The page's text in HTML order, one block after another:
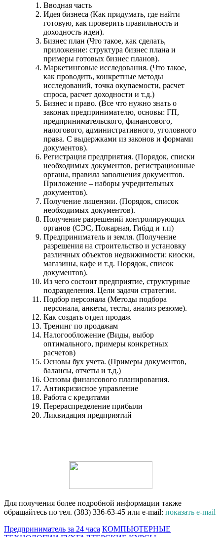
Вводная часть
Идея бизнеса (Как придумать, где найти
готовую, как проверить правильность и
доходность идеи).
Бизнес план (Что такое, как сделать,
приложение: структура бизнес плана и
примеры готовых бизнес планов).
Маркетинговые исследования. (Что такое,
как проводить, конкретные методы
исследований, точка окупаемости, расчет
спроса, расчет доходности и т.д.)
Бизнес и право. (Все что нужно знать о
законах предпринимателю, основы: ГП,
предпринимательского, финансового,
налогового, административного, уголовного
права. С выдержками из законов и формами
документов).
Регистрация предприятия. (Порядок, списки
необходимых документов, регистрационные
органы, правила заполнения документов.
Приложение – наборы учредительных
документов).
Получение лицензии. (Порядок, список
необходимых документов).
Получение разрешений контролирующих
органов (СЭС, Пожарная, Гибдд и т.п)
Предприниматель и земля. (Получение
разрешения на строительство и установку
различных объектов недвижимости: киоски,
магазины, кафе и т.д. Порядок, список
документов).
Из чего состоит предприятие, структурные
подразделения. Цели задачи стратегии.
Подбор персонала (Методы подбора
персонала, анкеты, тесты, анализ резюме).
Как создать отдел продаж
Тренинг по продажам
Налогообложение (Виды, выбор
оптимального, примеры конкретных
расчетов)
Основы бух учета. (Примеры документов,
балансы, отчеты и т.д.)
Основы финансового планирования.
Антикризисное управление
Работа с кредитами
Перераспределение прибыли
Ликвидация предприятий
Для получения более подробной информации также
обращайтесь по тел. (383) 336-63-45 или e-mail: показать e-mail
Предприниматель за 24 часа КОМПЬЮТЕРНЫЕ